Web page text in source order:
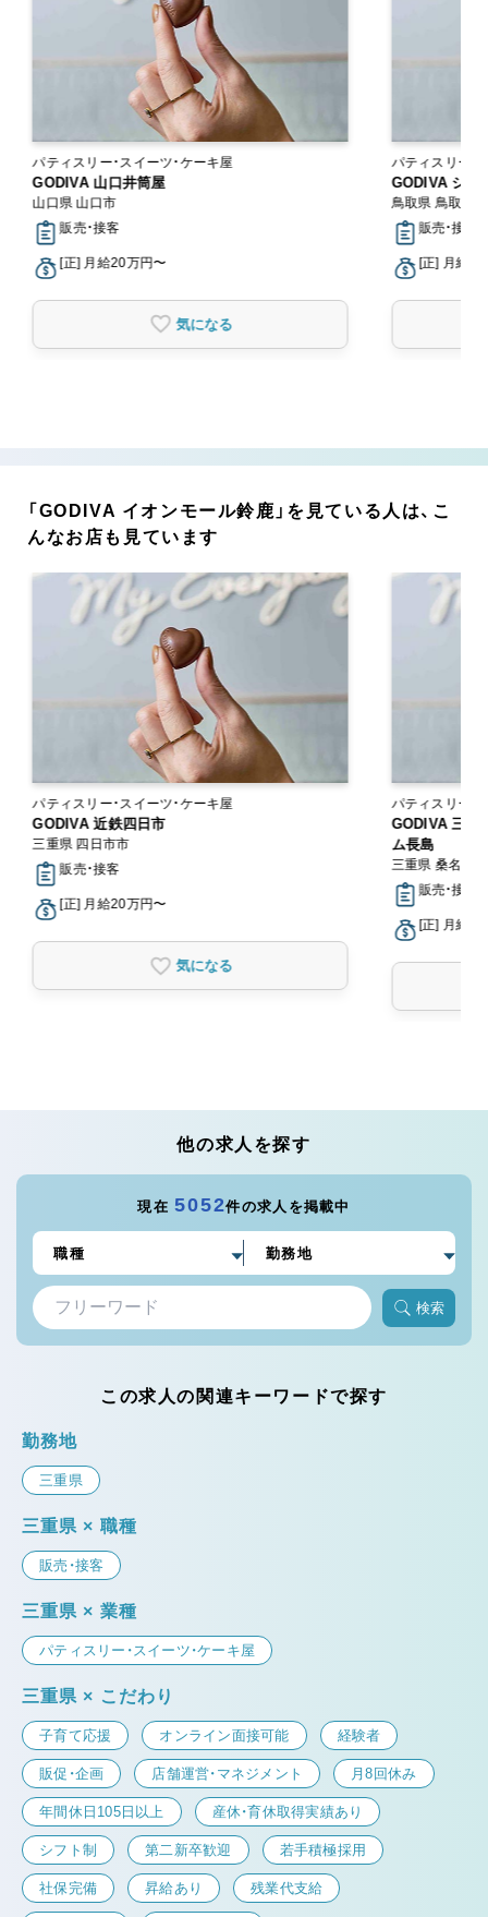
パティスリー・スイーツ・ケーキ屋
GODIVA 山口井筒屋
山口県 山口市
販売・接客
[正] 月給20万円〜
気になる
パティスリー・
GODIVA シャ
鳥取県 鳥取市
販売・接客
[正] 月給
「GODIVA イオンモール鈴鹿」を見ている人は、こ
んなお店も見ています
パティスリー・スイーツ・ケーキ屋
GODIVA 近鉄四日市
三重県 四日市市
販売・接客
[正] 月給20万円〜
気になる
パティスリー・
GODIVA 三井
ム長島
三重県 桑名市
販売・接客
[正] 月給
他の求人を探す
現在5052件の求人を掲載中
検索
この求人の関連キーワードで探す
勤務地
三重県
三重県 × 職種
販売・接客
三重県 × 業種
パティスリー・スイーツ・ケーキ屋
三重県 × こだわり
子育て応援 オンライン面接可能 経験者
販促・企画 店舗運営・マネジメント 月8回休み
年間休日105日以上 産休・育休取得実績あり
シフト制 第二新卒歓迎 若手積極採用
社保完備 昇給あり 残業代支給